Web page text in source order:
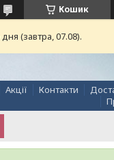
Кошик
(завтра, 07.08).
Акції Контакти